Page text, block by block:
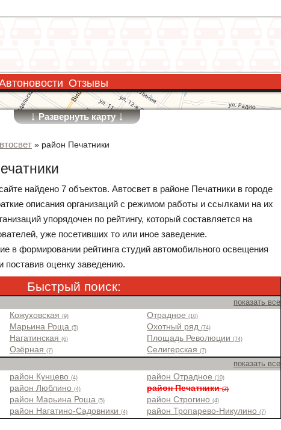
Отзывы
↓Развернуть карту↓
» район Печатники
найдено 7 объектов. Автосвет в районе Печатники в городе
описания организаций с режимом работы и ссылками на их
упорядочен по рейтингу, который составляется на
уже посетивших то или иное заведение.
в формировании рейтинга студий автомобильного освещения
оценку заведению.
Быстрый поиск:
показать все
Кожуховская (9)
Марьина Роща (5)
Нагатинская (6)
Озёрная (7)
Отрадное(10)
Охотный ряд(74)
Площадь Революции(74)
Селигерская(7)
показать все
район Кунцево (4)
район Люблино (4)
район Марьина Роща (5)
район Нагатино-Садовники (4)
район Отрадное(10)
район Печатники(7)
район Строгино(4)
район Тропарево-Никулино(7)